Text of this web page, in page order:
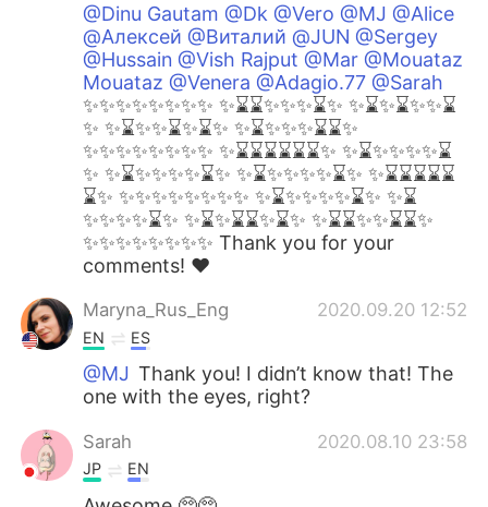
@Dinu Gautam @Dk @Vero @MJ @Alice
@Алексей @Виталий @JUN @Sergey
@Hussain @Vish Rajput @Mar @Mouataz
Mouataz @Venera @Adagio.77 @Sarah
✨✨✨✨✨✨✨✨ ✨⌛️⌛️✨✨✨⌛️✨ ✨⌛️✨⌛️✨✨⌛️
✨ ✨⌛️✨✨⌛️✨⌛️✨ ✨⌛️✨✨✨⌛️⌛️✨
✨✨✨✨✨✨✨✨ ✨⌛️⌛️⌛️⌛️⌛️⌛️✨ ✨⌛️✨✨✨✨⌛️
✨ ✨⌛️✨✨✨✨⌛️✨ ✨⌛️✨✨✨✨⌛️✨ ✨⌛️⌛️⌛️⌛️⌛️
⌛️✨ ✨✨✨✨✨✨✨✨ ✨⌛️✨✨✨✨⌛️✨ ✨⌛️
✨✨✨✨⌛️✨ ✨⌛️✨⌛️⌛️✨⌛️✨ ✨⌛️⌛️✨✨⌛️⌛️✨
✨✨✨✨✨✨✨✨ Thank you for your
comments! ❤️
Maryna_Rus_Eng 2020.09.20 12:52
EN ES
@MJ Thank you! I didn’t know that! The
one with the eyes, right?
Sarah 2020.08.10 23:58
JP EN